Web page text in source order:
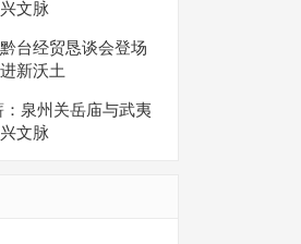
文脉
台经贸恳谈会登场
新沃土
泉州关岳庙与武夷
文脉